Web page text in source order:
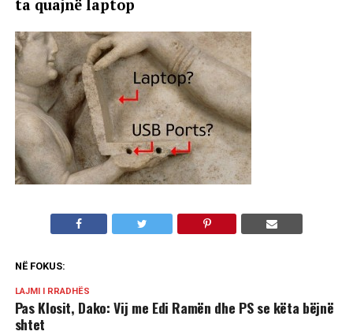
ta quajnë laptop
NË FOKUS:
LAJMI I RRADHËS
Pas Klosit, Dako: Vij me Edi Ramën dhe PS se këta bëjnë
shtet